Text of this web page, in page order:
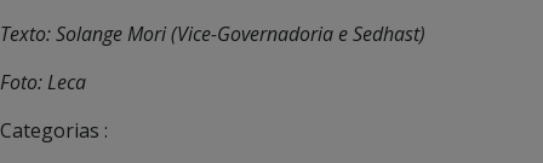
Texto: Solange Mori (Vice-Governadoria e Sedhast)
Foto: Leca
Categorias :